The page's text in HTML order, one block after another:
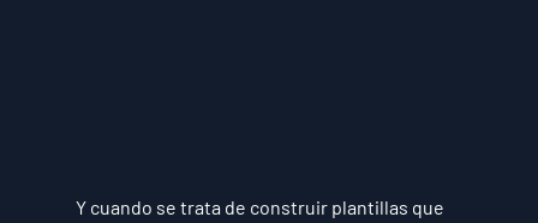
Y cuando se trata de construir plantillas que